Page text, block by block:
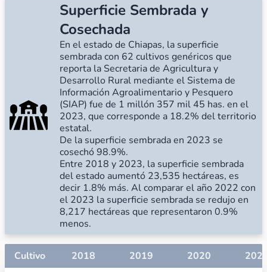
Superficie Sembrada y
Cosechada
En el estado de Chiapas, la superficie
sembrada con 62 cultivos genéricos que
reporta la Secretaria de Agricultura y
Desarrollo Rural mediante el Sistema de
Información Agroalimentario y Pesquero
(SIAP) fue de 1 millón 357 mil 45 has. en el
2023, que corresponde a 18.2% del territorio
estatal.
De la superficie sembrada en 2023 se
cosechó 98.9%.
Entre 2018 y 2023, la superficie sembrada
del estado aumentó 23,535 hectáreas, es
decir 1.8% más. Al comparar el año 2022 con
el 2023 la superficie sembrada se redujo en
8,217 hectáreas que representaron 0.9%
menos.
Cultivo 2018 2019 2020